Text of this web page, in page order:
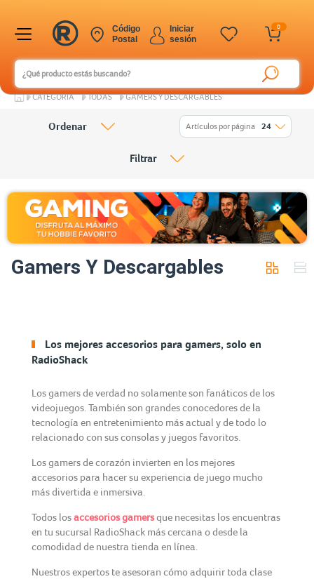
0
Iniciar
sesión
Código
Postal
CATEGORÍA TODAS GAMERS Y DESCARGABLES
Gamers Y Descargables
Ordenar Artículos por página 24
Filtrar
Los mejores accesorios para gamers, solo en
RadioShack
Los gamers de verdad no solamente son fanáticos de los
videojuegos. También son grandes conocedores de la
tecnología en entretenimiento más actual y de todo lo
relacionado con sus consolas y juegos favoritos.
Los gamers de corazón invierten en los mejores
accesorios para hacer su experiencia de juego mucho
más divertida e inmersiva.
Todos losaccesorios gamersque necesitas los encuentras
en tu sucursal RadioShack más cercana o desde la
comodidad de nuestra tienda en línea.
Nuestros expertos te asesoran cómo adquirir toda clase